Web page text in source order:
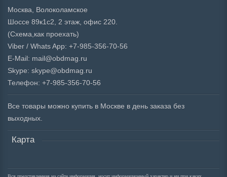
Москва, Волоколамское
Шоссе 89к1с2, 2 этаж, офис 220.
(Схема, как проехать)
Viber / Whats App: +7-985-356-70-56
E-Mail: mail@obdmag.ru
Skype: skype@obdmag.ru
Телефон: +7-985-356-70-56
Все товары можно купить в Москве в день заказа без
выходных.
Карта